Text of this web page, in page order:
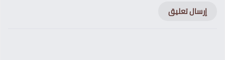
إرسال تعليق